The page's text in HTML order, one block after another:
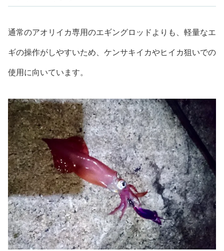
通常のアオリイカ専用のエギングロッドよりも、軽量なエ
ギの操作がしやすいため、ケンサキイカやヒイカ狙いでの
使用に向いています。